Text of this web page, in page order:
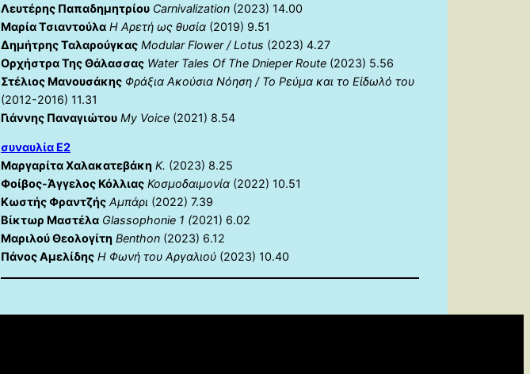
Λευτέρης Παπαδημητρίου Carnivalization (2023) 14.00
Μαρία Τσιαντούλα Η Αρετή ως θυσία (2019) 9.51
Δημήτρης Ταλαρούγκας Modular Flower / Lotus (2023) 4.27
Ορχήστρα Της Θάλασσας Water Tales Of The Dnieper Route (2023) 5.56
Στέλιος Μανουσάκης Φράξια Ακούσια Νόηση / Το Ρεύμα και το Είδωλό του
(2012-2016) 11.31
Γιάννης Παναγιώτου My Voice (2021) 8.54
συναυλία E2
Μαργαρίτα Χαλακατεβάκη K. (2023) 8.25
Φοίβος-Άγγελος Κόλλιας Κοσμοδαιμονία (2022) 10.51
Κωστής Φραντζής Αμπάρι (2022) 7.39
Βίκτωρ Μαστέλα Glassophonie 1 (2021) 6.02
Μαριλού Θεολογίτη Benthon (2023) 6.12
Πάνος Αμελίδης Η Φωνή του Αργαλιού (2023) 10.40